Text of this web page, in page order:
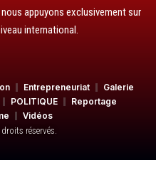
appuyons exclusivement sur
international.
Entrepreneuriat
Galerie
POLITIQUE
Reportage
Vidéos
réservés.